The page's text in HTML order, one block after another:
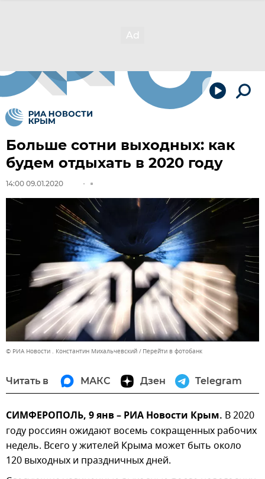
Больше сотни выходных: как
будем отдыхать в 2020 году
14:00 09.01.2020
© РИА Новости . Константин Михальчевский Перейти в фотобанк
Читать в МАКС Дзен Telegram
СИМФЕРОПОЛЬ, 9 янв – РИА Новости Крым. В 2020
году россиян ожидают восемь сокращенных рабочих
недель. Всего у жителей Крыма может быть около
120 выходных и праздничных дней.